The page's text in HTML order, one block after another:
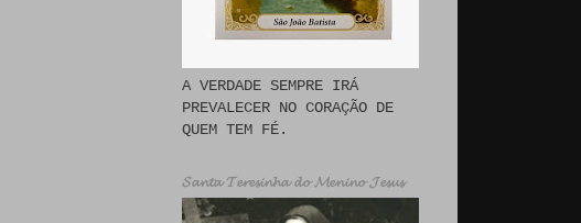
A VERDADE SEMPRE IRÁ
PREVALECER NO CORAÇÃO DE
QUEM TEM FÉ.
𝓢𝓪𝓷𝓽𝓪 𝓣𝓮𝓻𝓮𝓼𝓲𝓷𝓱𝓪 𝓭𝓸 𝓜𝓮𝓷𝓲𝓷𝓸 𝓙𝓮𝓼𝓾𝓼